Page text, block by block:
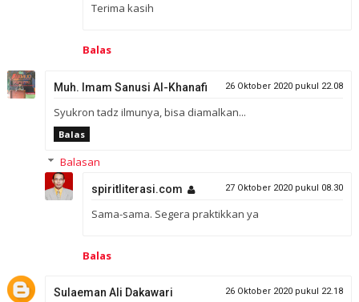
Terima kasih
Balas
Muh. Imam Sanusi Al-Khanafi 26 Oktober 2020 pukul 22.08
Syukron tadz ilmunya, bisa diamalkan...
Balas
Balasan
spiritliterasi.com 27 Oktober 2020 pukul 08.30
Sama-sama. Segera praktikkan ya
Balas
Sulaeman Ali Dakawari 26 Oktober 2020 pukul 22.18